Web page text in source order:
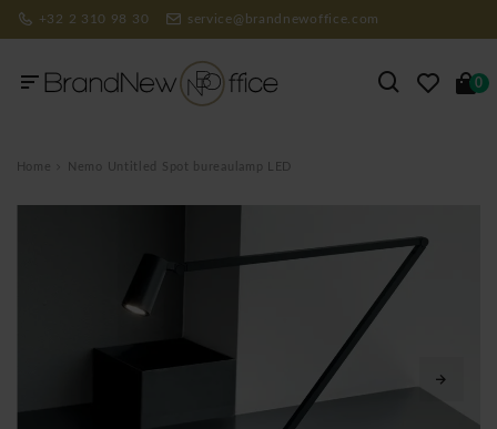
+32 2 310 98 30 service@brandnewoffice.com
0
Home Nemo Untitled Spot bureaulamp LED